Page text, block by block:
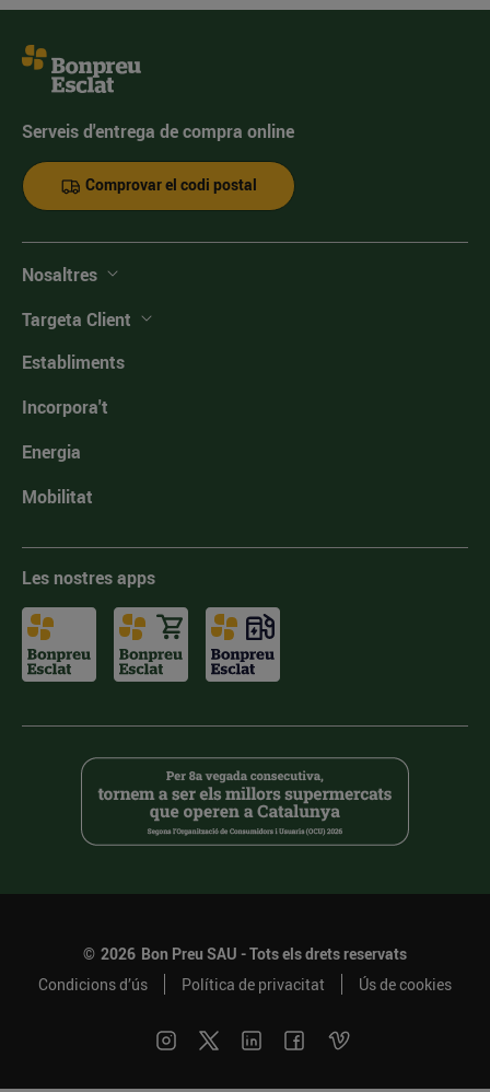
Serveis d'entrega de compra online
Comprovar el codi postal
Nosaltres
Targeta Client
Establiments
Incorpora't
Energia
Mobilitat
Les nostres apps
© 2026 Bon Preu SAU - Tots els drets reservats
Condicions d’ús
Política de privacitat Ús de cookies